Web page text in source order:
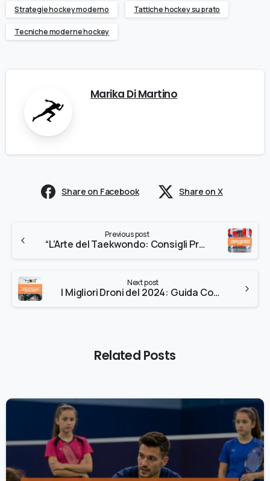
Strategie hockey moderno Tattiche hockey su prato
Tecniche moderne hockey
Marika Di Martino
Share on Facebook Share on X
Previous post
“L’Arte del Taekwondo: Consigli Pratici dagli Istruttori per Tutte le Età”
Next post
I Migliori Droni del 2024: Guida Completa per Principianti, Intermedi e Professionisti
Related Posts
0